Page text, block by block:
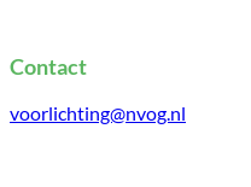
Contact
voorlichting@nvog.nl